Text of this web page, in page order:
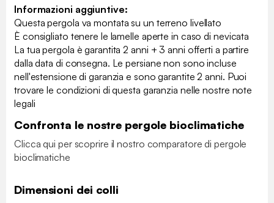
Informazioni aggiuntive:
Questa pergola va montata su un terreno livellato
È consigliato tenere le lamelle aperte in caso di nevicata
La tua pergola è garantita 2 anni + 3 anni offerti a partire
dalla data di consegna. Le persiane non sono incluse
nell'estensione di garanzia e sono garantite 2 anni. Puoi
trovare le condizioni di questa garanzia nelle nostre note
legali
Confronta le nostre pergole bioclimatiche
Clicca qui per scoprire il nostro comparatore di pergole
bioclimatiche
Dimensioni dei colli